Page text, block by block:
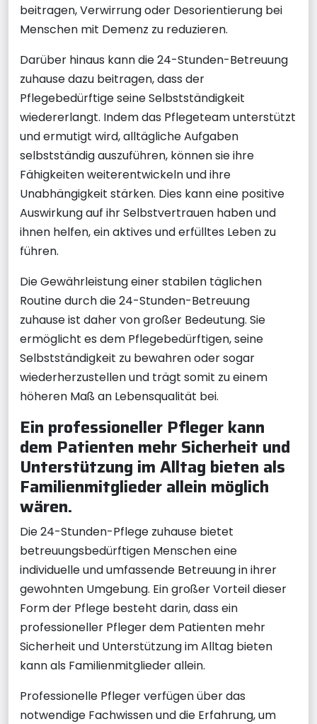
beitragen, Verwirrung oder Desorientierung bei
Menschen mit Demenz zu reduzieren.
Darüber hinaus kann die 24-Stunden-Betreuung
zuhause dazu beitragen, dass der
Pflegebedürftige seine Selbstständigkeit
wiedererlangt. Indem das Pflegeteam unterstützt
und ermutigt wird, alltägliche Aufgaben
selbstständig auszuführen, können sie ihre
Fähigkeiten weiterentwickeln und ihre
Unabhängigkeit stärken. Dies kann eine positive
Auswirkung auf ihr Selbstvertrauen haben und
ihnen helfen, ein aktives und erfülltes Leben zu
führen.
Die Gewährleistung einer stabilen täglichen
Routine durch die 24-Stunden-Betreuung
zuhause ist daher von großer Bedeutung. Sie
ermöglicht es dem Pflegebedürftigen, seine
Selbstständigkeit zu bewahren oder sogar
wiederherzustellen und trägt somit zu einem
höheren Maß an Lebensqualität bei.
Ein professioneller Pfleger kann
dem Patienten mehr Sicherheit und
Unterstützung im Alltag bieten als
Familienmitglieder allein möglich
wären.
Die 24-Stunden-Pflege zuhause bietet
betreuungsbedürftigen Menschen eine
individuelle und umfassende Betreuung in ihrer
gewohnten Umgebung. Ein großer Vorteil dieser
Form der Pflege besteht darin, dass ein
professioneller Pfleger dem Patienten mehr
Sicherheit und Unterstützung im Alltag bieten
kann als Familienmitglieder allein.
Professionelle Pfleger verfügen über das
notwendige Fachwissen und die Erfahrung, um